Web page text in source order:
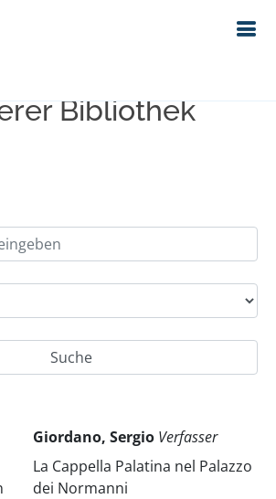
im Bestand
Bibliothek
Giordano, Sergio Verfasser
La Cappella Palatina nel Palazzo
dei Normanni